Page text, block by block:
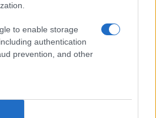
to enable storage
authentication
prevention, and other